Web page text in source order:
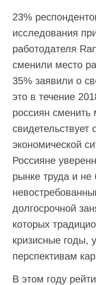
23%
исследования
работодателя
сменили место
35% заявили о
это в течение
россиян сменить
свидетельствует
экономической
Россияне
рынке труда и не
долгосрочной
которых
кризисные годы,
перспективам
В этом году